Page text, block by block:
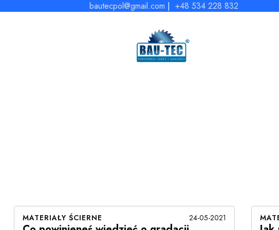
bautecpol@gmail.com | +48 534 228 832
MATERIAŁY ŚCIERNE 24-05-2021